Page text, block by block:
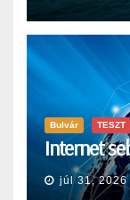
Bulvár TESZT
Internet
júl 31, 2026